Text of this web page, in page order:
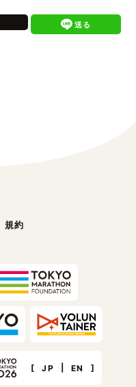
送る
規約
[ JP | EN ]